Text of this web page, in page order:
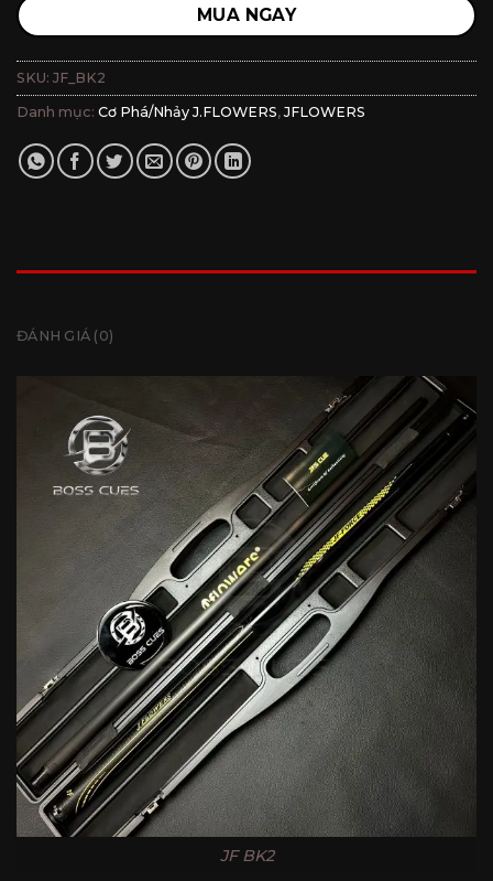
MUA NGAY
SKU: JF_BK2
Danh mục: Cơ Phá/Nhảy J.FLOWERS, JFLOWERS
ĐÁNH GIÁ (0)
JF BK2